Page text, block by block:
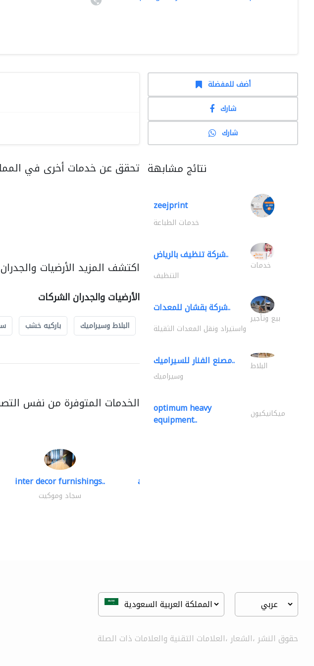
تحقق عن خدمات أخرى في
اكتشف المزيد الأرضيات
الأرضيات والجدران الشركات
البلاط وسيراميك باركيه خشب
الخدمات المتوفرة من نفس
inter decor furnishings..
سجاد وموكيت
ali dakhili general..
أضف للمفضلة
شارك
شارك
نتائج مشابهة
zeejprint
خدمات الطباعة
شركة تنظيف بالرياض..
خدمات
التنظيف
شركة بقشان للمعدات..
بيع وتأجير
واستيراد ونقل المعدات الثقيلة
مصنع الفنار للسيراميك.. البلاط
وسيراميك
optimum heavy
equipment.. ميكانيكيون
حقوق النشر ،الشعار ،العلامات التقنية والعلامات ذات الصلة